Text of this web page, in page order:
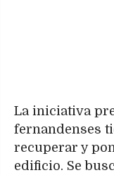
La iniciativa
fernandenses
recuperar y
edificio. Se